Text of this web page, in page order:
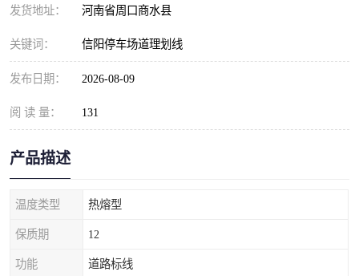
发货地址： 河南省周口商水县
关键词： 信阳停车场道理划线
发布日期： 2026-08-09
阅 读 量： 131
产品描述
温度类型 热熔型
保质期 12
功能 道路标线